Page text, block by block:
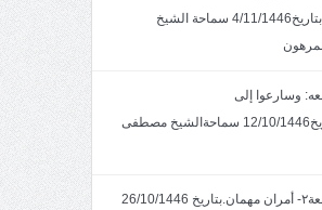
المعصومه.بتاريخ4/11/1446 سماحة الشيخ
وسارعوا إلى
مغفره.بتاريخ12/10/1446 سماحةالشيخ مصطفى
خطبة الجمعة٢- أمران مهمان.بتاريخ 26/10/1446